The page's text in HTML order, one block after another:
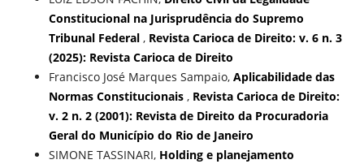
Constitucional na Jurisprudência do Supremo
Tribunal Federal , Revista Carioca de Direito: v. 6 n. 3
(2025): Revista Carioca de Direito
Francisco José Marques Sampaio, Aplicabilidade das
Normas Constitucionais , Revista Carioca de Direito:
v. 2 n. 2 (2001): Revista de Direito da Procuradoria
Geral do Município do Rio de Janeiro
SIMONE TASSINARI, Holding e planejamento